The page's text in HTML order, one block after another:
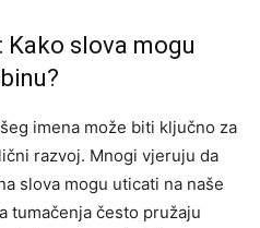
Kako slova mogu
imena može biti ključno za
razvoj. Mnogi vjeruju da
slova mogu uticati na naše
tumačenja često pružaju